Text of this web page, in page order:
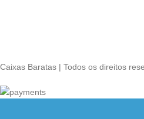
Caixas Baratas | Todos os direitos